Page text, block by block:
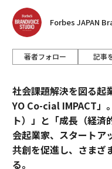
Forbes JAPAN
著者フォロー 記事
社会課題解決を図る起
YO Co-cial IMPACT」。
ト）」と「成長（経済
会起業家、スタートア
共創を促進し、さまざ
る。